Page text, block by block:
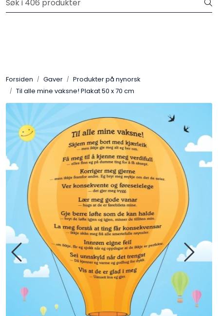
Skip to main contentBedriftskunde: Fri frakt på ordre over 1 500 kr.
Forsiden Gaver
Produkter på nynorsk
Til alle mine vaksne! Plakat 50 x 70 cm
Hei-produkter
Psykologi for Barn
Barn og unge mener
Gaver
For skoler
Kurs og arrangementer